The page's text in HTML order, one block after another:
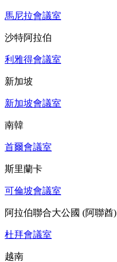
馬尼拉會議室
沙特阿拉伯
利雅得會議室
新加坡
新加坡會議室
南韓
首爾會議室
斯里蘭卡
可倫坡會議室
阿拉伯聯合大公國 (阿聯酋)
杜拜會議室
越南